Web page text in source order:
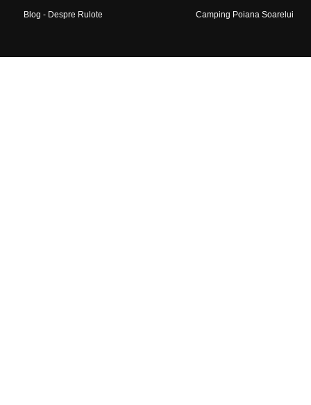
Blog - Despre Rulote Camping Poiana Soarelui